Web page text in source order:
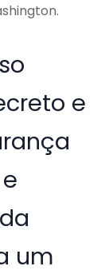
e
um